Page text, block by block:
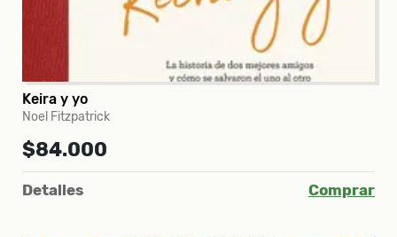
Keira y yo
Noel Fitzpatrick
$84.000
Detalles Comprar